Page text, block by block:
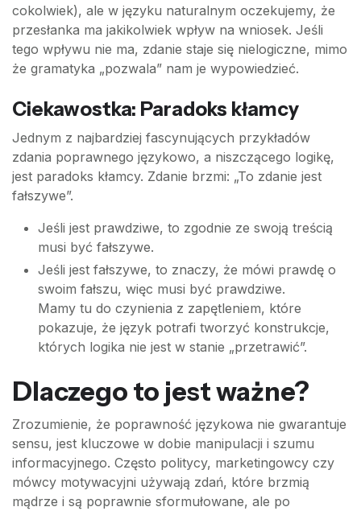
cokolwiek), ale w języku naturalnym oczekujemy, że
przesłanka ma jakikolwiek wpływ na wniosek. Jeśli
tego wpływu nie ma, zdanie staje się nielogiczne, mimo
że gramatyka „pozwala” nam je wypowiedzieć.
Ciekawostka: Paradoks kłamcy
Jednym z najbardziej fascynujących przykładów
zdania poprawnego językowo, a niszczącego logikę,
jest paradoks kłamcy. Zdanie brzmi: „To zdanie jest
fałszywe”.
Jeśli jest prawdziwe, to zgodnie ze swoją treścią
musi być fałszywe.
Jeśli jest fałszywe, to znaczy, że mówi prawdę o
swoim fałszu, więc musi być prawdziwe.
Mamy tu do czynienia z zapętleniem, które
pokazuje, że język potrafi tworzyć konstrukcje,
których logika nie jest w stanie „przetrawić”.
Dlaczego to jest ważne?
Zrozumienie, że poprawność językowa nie gwarantuje
sensu, jest kluczowe w dobie manipulacji i szumu
informacyjnego. Często politycy, marketingowcy czy
mówcy motywacyjni używają zdań, które brzmią
mądrze i są poprawnie sformułowane, ale po